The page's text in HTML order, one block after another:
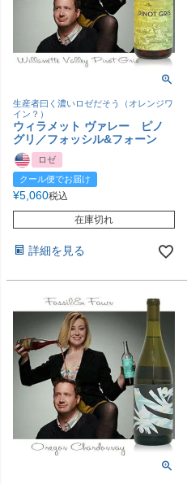
生産者曰く濃いロゼだそう（オレンジワ
イン？）
ウィラメット ヴァレー ピノ
グリ／フォッシル&フォーン
ロゼ
クール便でお届け
¥5,060税込
在庫切れ
詳細を見る